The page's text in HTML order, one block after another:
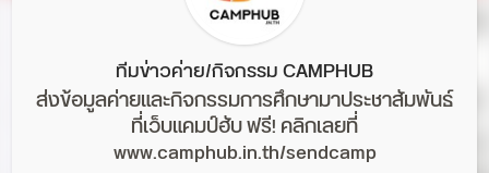
ทีมข่าวค่าย/กิจกรรม CAMPHUB
ส่งข้อมูลค่ายและกิจกรรมการศึกษามาประชาสัมพันธ์
ที่เว็บแคมป์ฮับ ฟรี! คลิกเลยที่
www.camphub.in.th/sendcamp